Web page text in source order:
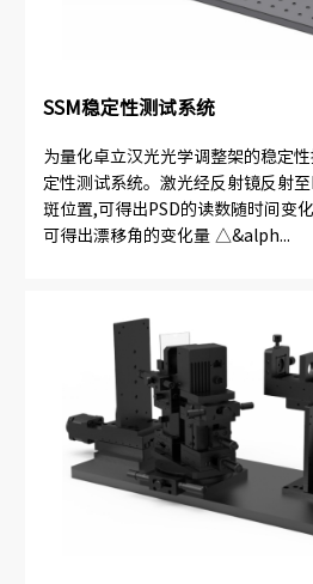
SSM稳定性测试系统
为量化卓立汉光光学调整架的稳定
定性测试系统。激光经反射镜反射
斑位置,可得出PSD的读数随时间变
可得出漂移角的变化量 △&alph...